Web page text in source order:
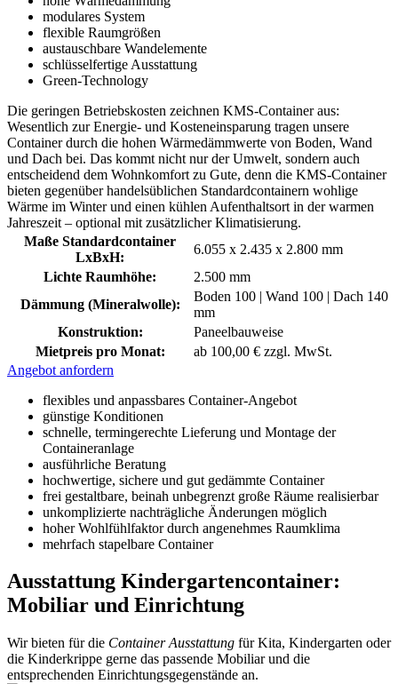
modulares System
flexible Raumgrößen
austauschbare Wandelemente
schlüsselfertige Ausstattung
Green-Technology
Die geringen Betriebskosten zeichnen KMS-Container aus:
Wesentlich zur Energie- und Kosteneinsparung tragen unsere
Container durch die hohen Wärmedämmwerte von Boden, Wand
und Dach bei. Das kommt nicht nur der Umwelt, sondern auch
entscheidend dem Wohnkomfort zu Gute, denn die KMS-Container
bieten gegenüber handelsüblichen Standardcontainern wohlige
Wärme im Winter und einen kühlen Aufenthaltsort in der warmen
Jahreszeit – optional mit zusätzlicher Klimatisierung.
Maße Standardcontainer
LxBxH:
6.055 x 2.435 x 2.800 mm
Lichte Raumhöhe:
2.500 mm
Dämmung (Mineralwolle):
Boden 100 | Wand 100 | Dach 140
mm
Konstruktion:
Paneelbauweise
Mietpreis pro Monat:
ab 100,00 € zzgl. MwSt.
Angebot anfordern
flexibles und anpassbares Container-Angebot
günstige Konditionen
schnelle, termingerechte Lieferung und Montage der
Containeranlage
ausführliche Beratung
hochwertige, sichere und gut gedämmte Container
frei gestaltbare, beinah unbegrenzt große Räume realisierbar
unkomplizierte nachträgliche Änderungen möglich
hoher Wohlfühlfaktor durch angenehmes Raumklima
mehrfach stapelbare Container
Ausstattung Kindergartencontainer:
Mobiliar und Einrichtung
Wir bieten für die Container Ausstattung für Kita, Kindergarten oder
die Kinderkrippe gerne das passende Mobiliar und die
entsprechenden Einrichtungsgegenstände an.